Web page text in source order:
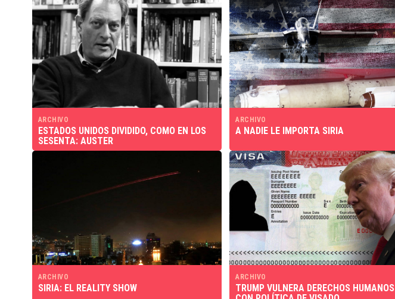
ARCHIVO
ESTADOS UNIDOS DIVIDIDO, COMO EN LOS
SESENTA: AUSTER
ARCHIVO
A NADIE LE IMPORTA SIRIA
ARCHIVO
SIRIA: EL REALITY SHOW
ARCHIVO
TRUMP VULNERA DERECHOS HUMANOS